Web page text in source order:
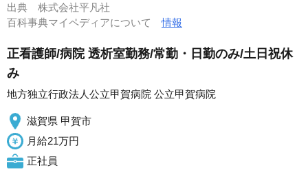
出典 株式会社平凡社
百科事典マイペディアについて情報
正看護師/病院 透析室勤務/常勤・日勤のみ/土日祝休
み
地方独立行政法人公立甲賀病院 公立甲賀病院
滋賀県 甲賀市
月給21万円
正社員